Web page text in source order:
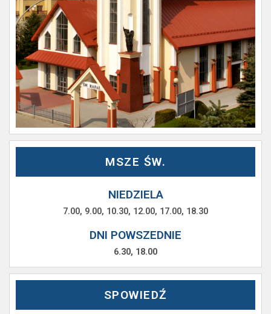
MSZE ŚW.
NIEDZIELA
7.00, 9.00, 10.30, 12.00, 17.00, 18.30
DNI POWSZEDNIE
6.30, 18.00
SPOWIEDŹ